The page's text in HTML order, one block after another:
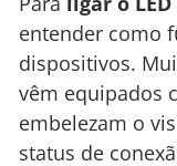
entender como
dispositivos.
vêm equipados
embelezam o
status de